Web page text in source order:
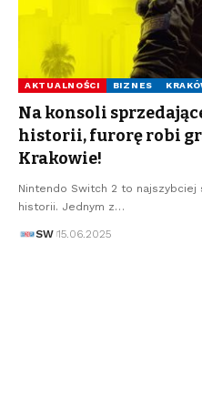
AKTUALNOŚCI BIZNES
Na konsoli
historii, furorę robi
Krakowie!
Nintendo Switch 2 to
historii. Jednym z…
SW 15.06.2025